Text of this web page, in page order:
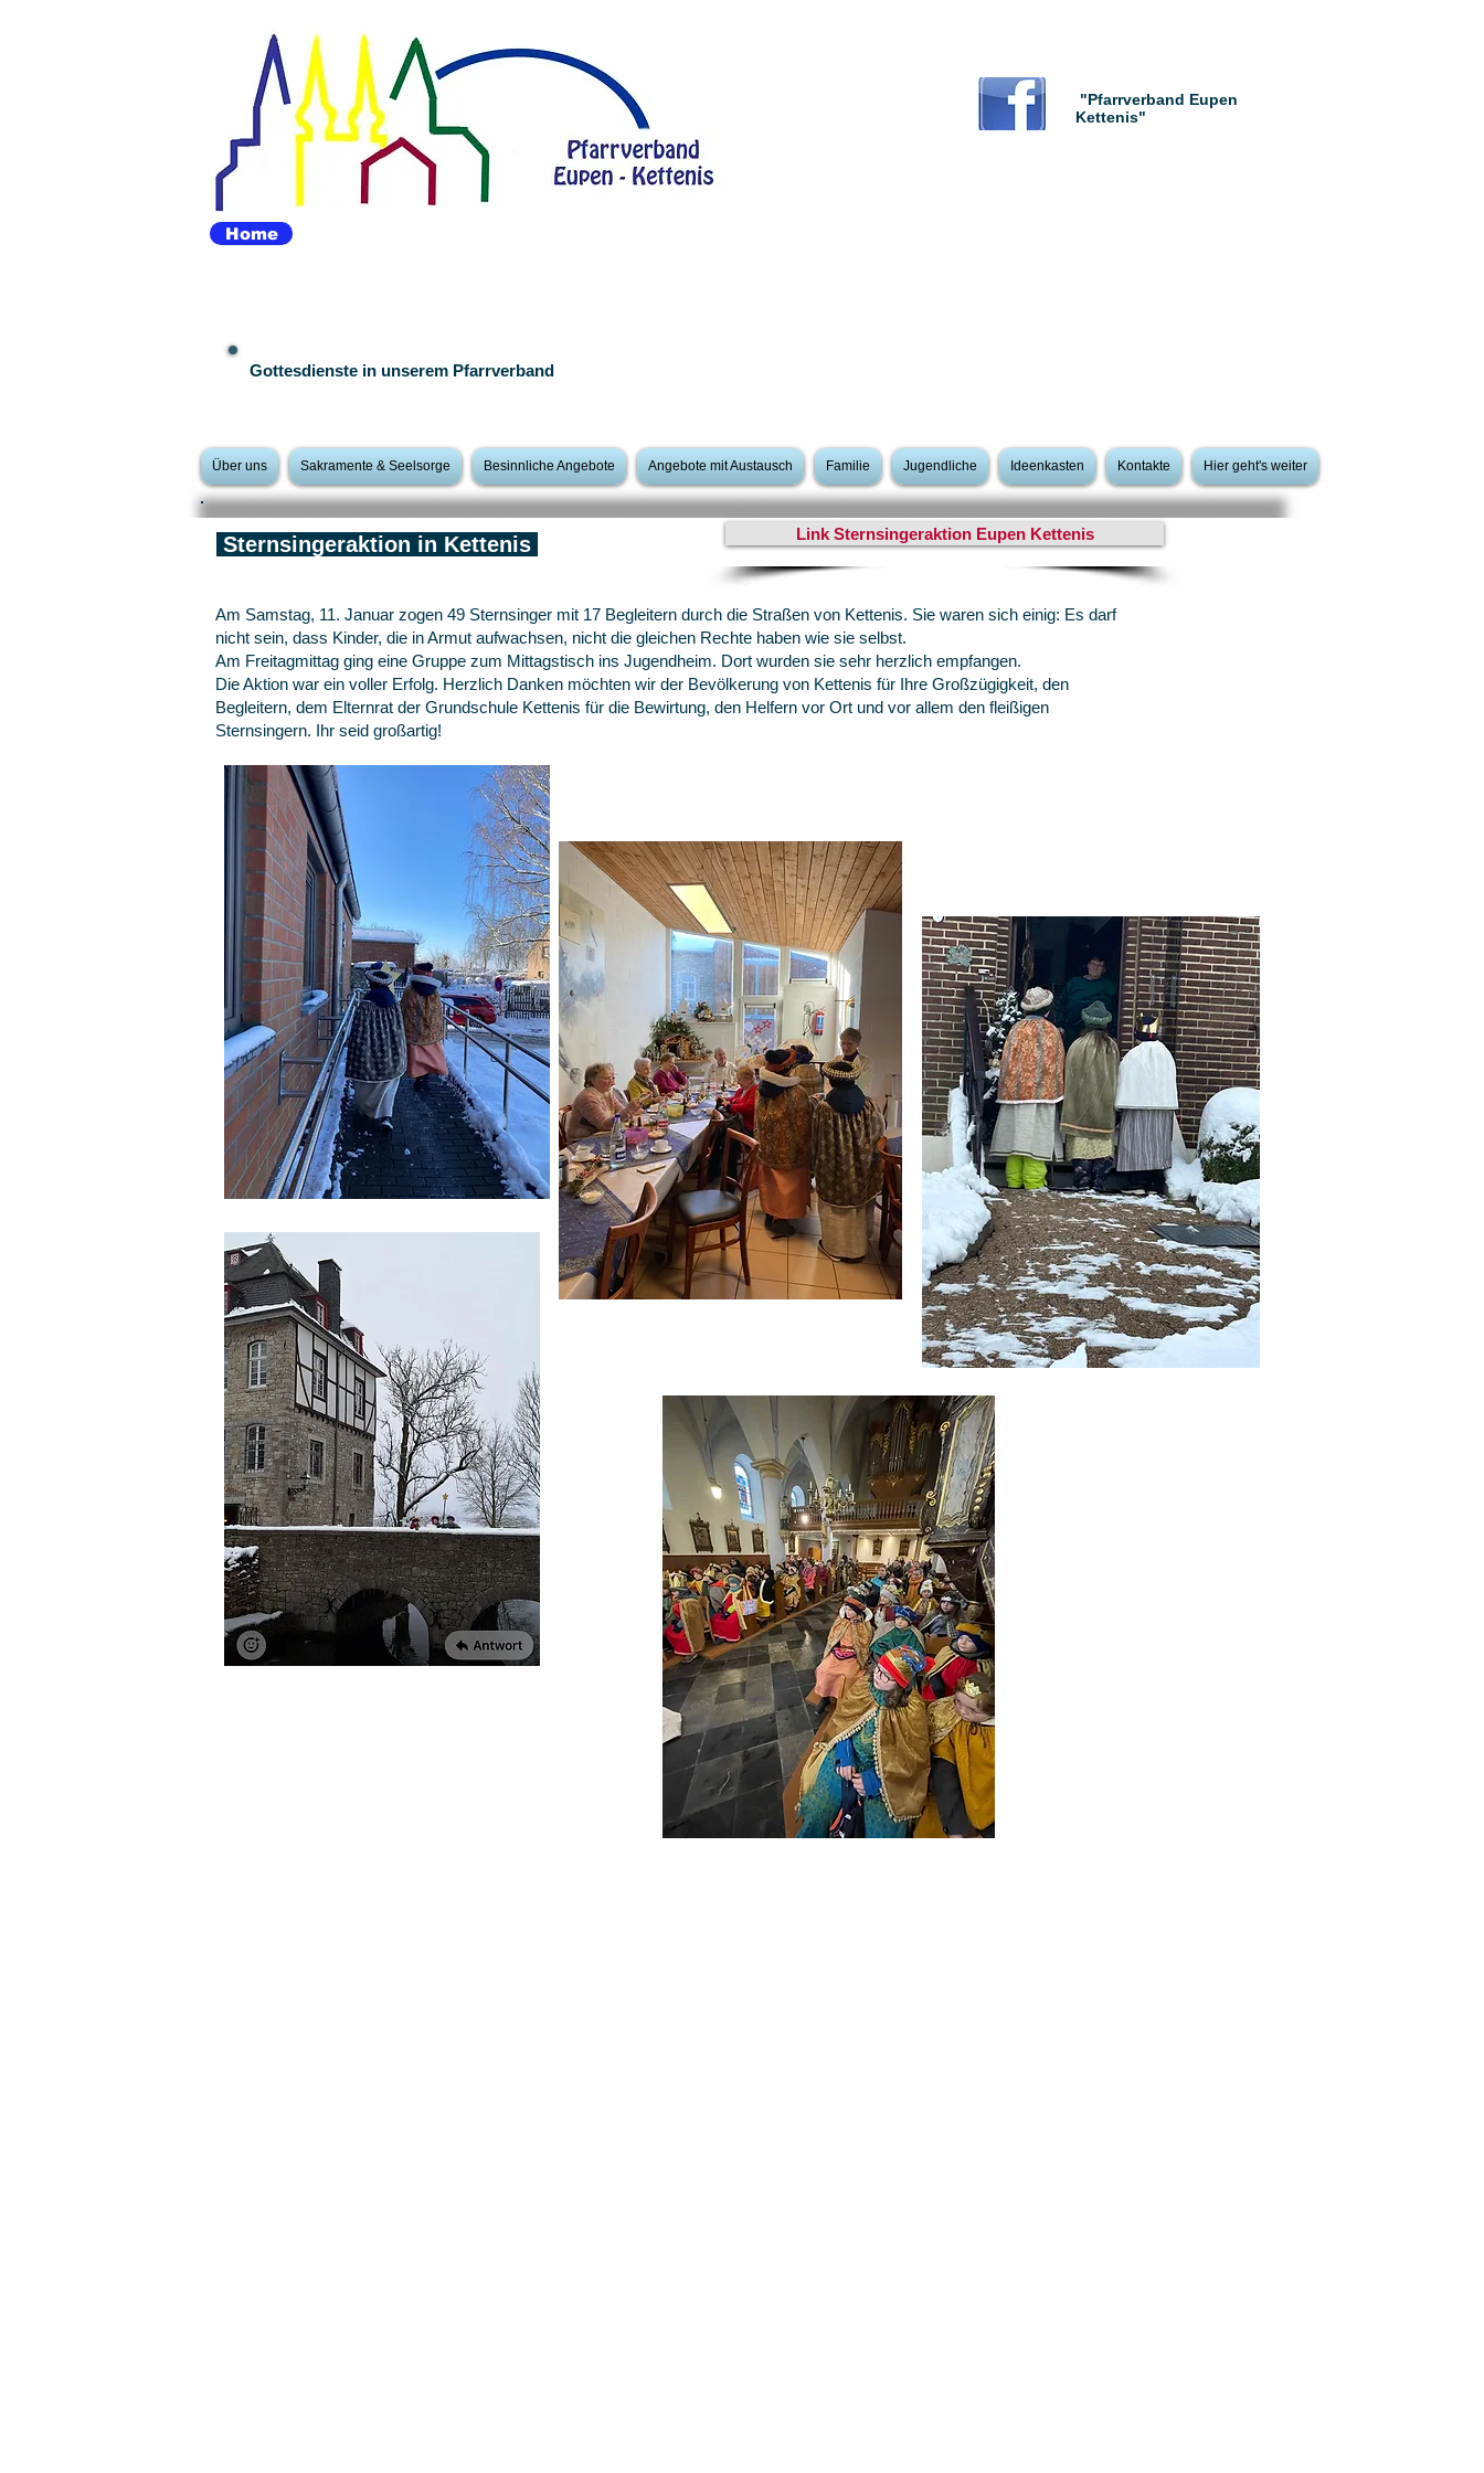
"Pfarrverband Eupen
Kettenis"
Home
Gottesdienste in unserem Pfarrverband
Über uns Sakramente & Seelsorge Besinnliche Angebote Angebote mit Austausch Familie Jugendliche Ideenkasten Kontakte Hier geht's weiter
Sternsingeraktion in Kettenis Link Sternsingeraktion Eupen Kettenis
Am Samstag, 11. Januar zogen 49 Sternsinger mit 17 Begleitern durch die Straßen von Kettenis. Sie waren sich einig: Es darf
nicht sein, dass Kinder, die in Armut aufwachsen, nicht die gleichen Rechte haben wie sie selbst.
Am Freitagmittag ging eine Gruppe zum Mittagstisch ins Jugendheim. Dort wurden sie sehr herzlich empfangen.
Die Aktion war ein voller Erfolg. Herzlich Danken möchten wir der Bevölkerung von Kettenis für Ihre Großzügigkeit, den
Begleitern, dem Elternrat der Grundschule Kettenis für die Bewirtung, den Helfern vor Ort und vor allem den fleißigen
Sternsingern. Ihr seid großartig!